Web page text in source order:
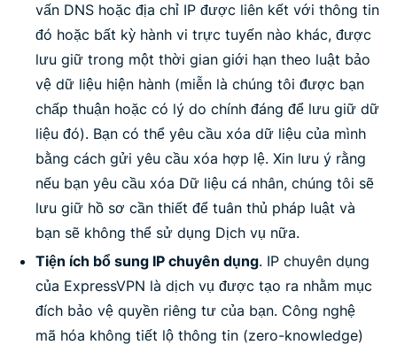
vấn DNS hoặc địa chỉ IP được liên kết với thông tin
đó hoặc bất kỳ hành vi trực tuyến nào khác, được
lưu giữ trong một thời gian giới hạn theo luật bảo
vệ dữ liệu hiện hành (miễn là chúng tôi được bạn
chấp thuận hoặc có lý do chính đáng để lưu giữ dữ
liệu đó). Bạn có thể yêu cầu xóa dữ liệu của mình
bằng cách gửi yêu cầu xóa hợp lệ. Xin lưu ý rằng
nếu bạn yêu cầu xóa Dữ liệu cá nhân, chúng tôi sẽ
lưu giữ hồ sơ cần thiết để tuân thủ pháp luật và
bạn sẽ không thể sử dụng Dịch vụ nữa.
Tiện ích bổ sung IP chuyên dụng. IP chuyên dụng
của ExpressVPN là dịch vụ được tạo ra nhằm mục
đích bảo vệ quyền riêng tư của bạn. Công nghệ
mã hóa không tiết lộ thông tin (zero-knowledge)